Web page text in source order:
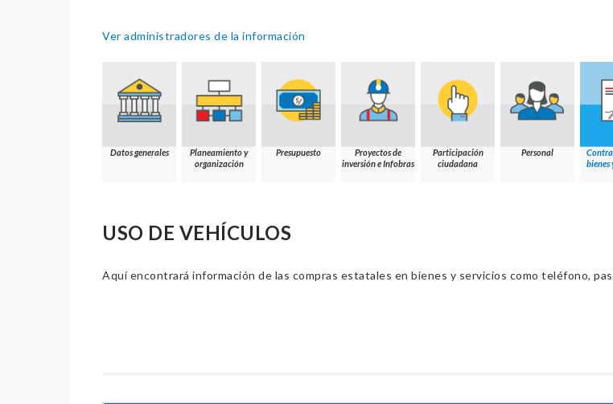
Ver administradores de la información
Datos generales
Planeamiento y
organización
Presupuesto
Proyectos de
inversión e Infobras
Participación
ciudadana
Personal
bienes
USO DE VEHÍCULOS
Aquí encontrará información de las compras estatales en bienes y servicios como teléfono,